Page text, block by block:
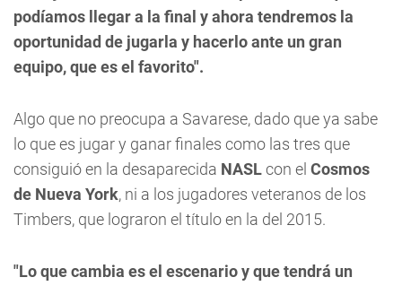
podíamos llegar a la final y ahora tendremos la
oportunidad de jugarla y hacerlo ante un gran
equipo, que es el favorito".
Algo que no preocupa a Savarese, dado que ya sabe
lo que es jugar y ganar finales como las tres que
consiguió en la desaparecida NASLcon el Cosmos
de Nueva York, ni a los jugadores veteranos de los
Timbers, que lograron el título en la del 2015.
"Lo que cambia es el escenario y que tendrá un